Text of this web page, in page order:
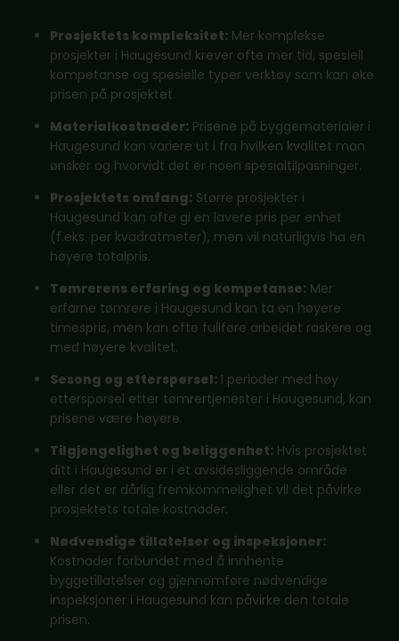
Prosjektets kompleksitet: Mer komplekse
prosjekter i Haugesund krever ofte mer tid, spesiell
kompetanse og spesielle typer verktøy som kan øke
prisen på prosjektet.
Materialkostnader: Prisene på byggematerialer i
Haugesund kan variere ut i fra hvilken kvalitet man
ønsker og hvorvidt det er noen spesialtilpasninger.
Prosjektets omfang: Større prosjekter i
Haugesund kan ofte gi en lavere pris per enhet
(f.eks. per kvadratmeter), men vil naturligvis ha en
høyere totalpris.
Tømrerens erfaring og kompetanse: Mer
erfarne tømrere i Haugesund kan ta en høyere
timespris, men kan ofte fullføre arbeidet raskere og
med høyere kvalitet.
Sesong og etterspørsel: I perioder med høy
etterspørsel etter tømrertjenester i Haugesund, kan
prisene være høyere.
Tilgjengelighet og beliggenhet: Hvis prosjektet
ditt i Haugesund er i et avsidesliggende område
eller det er dårlig fremkommelighet vil det påvirke
prosjektets totale kostnader.
Nødvendige tillatelser og inspeksjoner:
Kostnader forbundet med å innhente
byggetillatelser og gjennomføre nødvendige
inspeksjoner i Haugesund kan påvirke den totale
prisen.